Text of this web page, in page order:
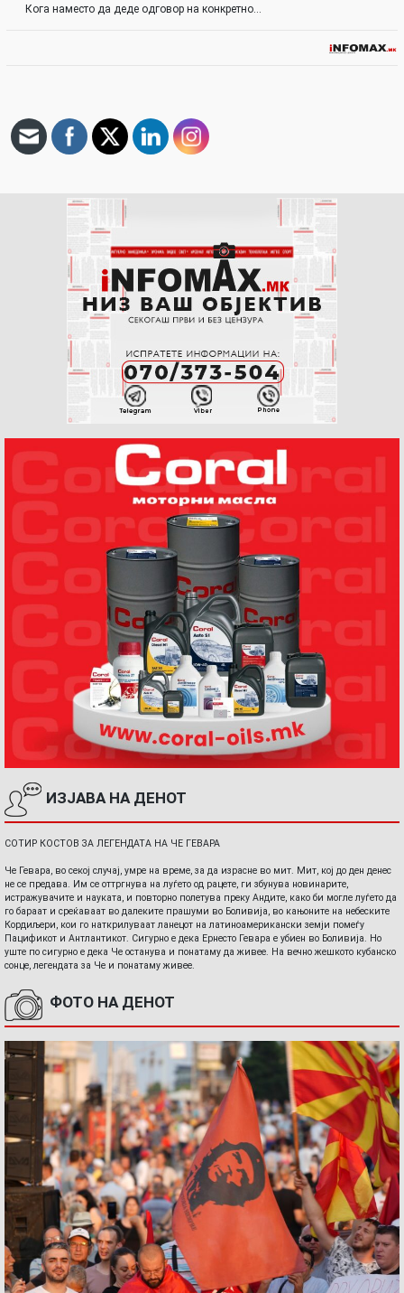
Кога наместо да деде одговор на конкретно…
ИЗЈАВА НА ДЕНОТ
СОТИР КОСТОВ ЗА ЛЕГЕНДАТА НА ЧЕ ГЕВАРА
Че Гевара, во секој случај, умре на време, за да израсне во мит. Мит, кој до ден денес
не се предава. Им се оттргнува на луѓето од рацете, ги збунува новинарите,
истражувачите и науката, и повторно полетува преку Андите, како би могле луѓето да
го бараат и среќаваат во далеките прашуми во Боливија, во кањоните на небеските
Кордиљери, кои го наткрилуваат ланецот на латиноамерикански земји помеѓу
Пацификот и Антлантикот. Сигурно е дека Ернесто Гевара е убиен во Боливија. Но
уште по сигурно е дека Че останува и понатаму да живее. На вечно жешкото кубанско
сонце, легендата за Че и понатаму живее.
ФОТО НА ДЕНОТ